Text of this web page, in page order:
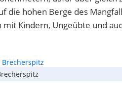
die hohen Berge des
Kindern, Ungeübte und